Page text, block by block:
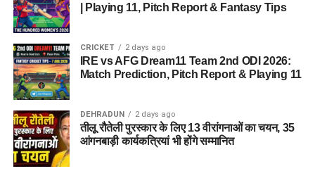
| Playing 11, Pitch Report & Fantasy Tips
CRICKET 2 days ago
IRE vs AFG Dream11 Team 2nd ODI 2026:
Match Prediction, Pitch Report & Playing 11
DEHRADUN 2 days ago
तीलू रौतेली पुरस्कार के लिए 13 वीरांगनाओं का चयन, 35
आंगनबाड़ी कार्यकत्रियां भी होंगे सम्मानित